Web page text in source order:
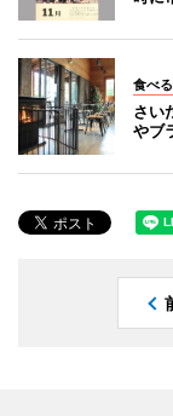
食べる
さい
やブ